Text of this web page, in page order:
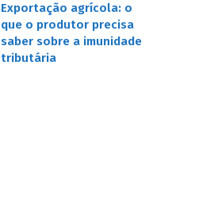
Exportação agrícola: o
que o produtor precisa
saber sobre a imunidade
tributária